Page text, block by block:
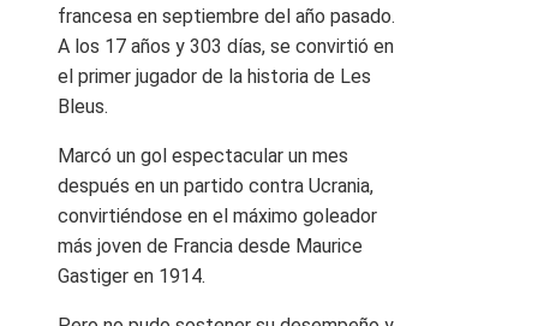
francesa en septiembre del año pasado.
A los 17 años y 303 días, se convirtió en
el primer jugador de la historia de Les
Bleus.
Marcó un gol espectacular un mes
después en un partido contra Ucrania,
convirtiéndose en el máximo goleador
más joven de Francia desde Maurice
Gastiger en 1914.